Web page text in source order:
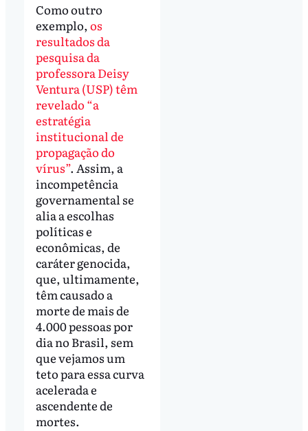
Como outro
exemplo, os
resultados da
pesquisa da
professora Deisy
Ventura (USP) têm
revelado “a
estratégia
institucional de
propagação do
vírus”. Assim, a
incompetência
governamental se
alia a escolhas
políticas e
econômicas, de
caráter genocida,
que, ultimamente,
têm causado a
morte de mais de
4.000 pessoas por
dia no Brasil, sem
que vejamos um
teto para essa curva
acelerada e
ascendente de
mortes.